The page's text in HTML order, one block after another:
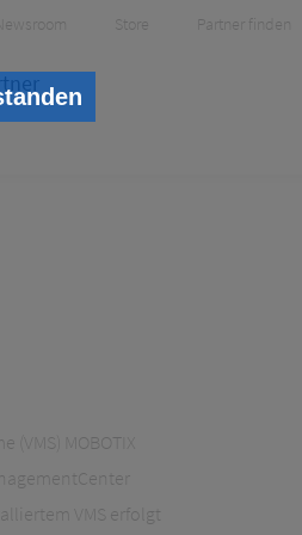
Newsroom Store Partner finden
MOBOTIX
VMS erfolgt